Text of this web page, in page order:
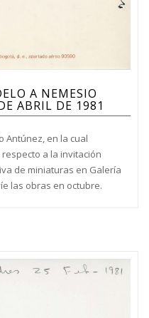
A NEMESIO
ABRIL DE 1981
Antúnez, en la cual
a la invitación
de miniaturas en Galería
las obras en octubre.